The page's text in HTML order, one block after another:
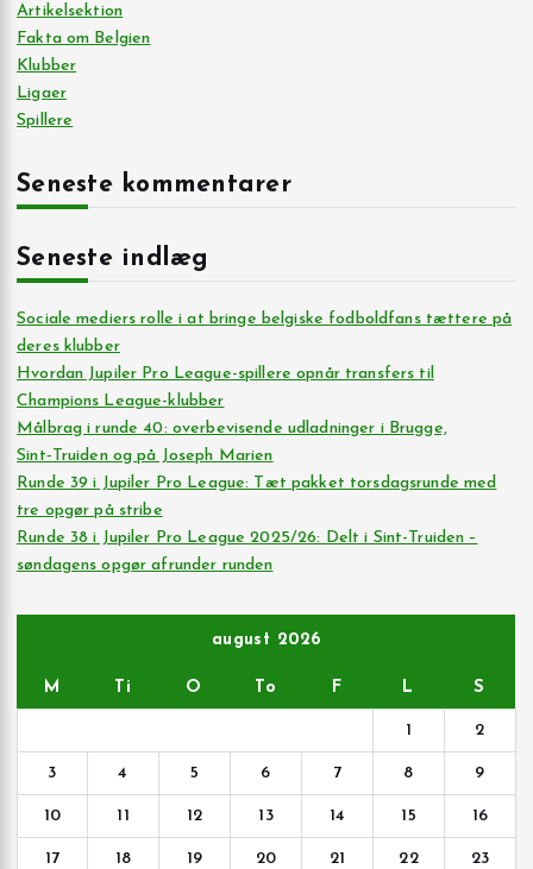
Artikelsektion
Fakta om Belgien
Klubber
Ligaer
Spillere
Seneste kommentarer
Seneste indlæg
Sociale mediers rolle i at bringe belgiske fodboldfans tættere på
deres klubber
Hvordan Jupiler Pro League-spillere opnår transfers til
Champions League-klubber
Målbrag i runde 40: overbevisende udladninger i Brugge,
Sint‑Truiden og på Joseph Marien
Runde 39 i Jupiler Pro League: Tæt pakket torsdagsrunde med
tre opgør på stribe
Runde 38 i Jupiler Pro League 2025/26: Delt i Sint-Truiden –
søndagens opgør afrunder runden
august 2026
M Ti O To F L S
1 2
3 4 5 6 7 8 9
10 11 12 13 14 15 16
17 18 19 20 21 22 23